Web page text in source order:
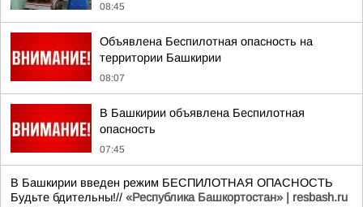
08:45
Объявлена Беспилотная опасность на
территории Башкирии
08:07
В Башкирии объявлена Беспилотная
опасность
07:45
В Башкирии введен режим БЕСПИЛОТНАЯ ОПАСНОСТЬ
Будьте бдительны!// «Республика Башкортостан» | resbash.ru